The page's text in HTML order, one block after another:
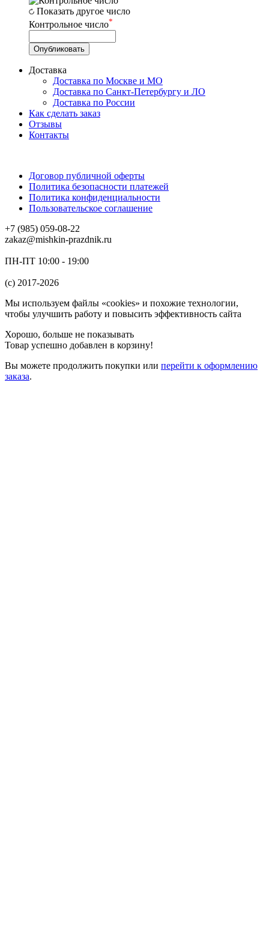
Показать другое число
Контрольное число*
Доставка
Доставка по Москве и МО
Доставка по Санкт-Петербургу и ЛО
Доставка по России
Как сделать заказ
Отзывы
Контакты
Договор публичной оферты
Политика безопасности платежей
Политика конфиденциальности
Пользовательское соглашение
+7 (985) 059-08-22
zakaz@mishkin-prazdnik.ru
ПН-ПТ 10:00 - 19:00
(c) 2017-2026
Мы используем файлы «cookies» и похожие технологии,
чтобы улучшить работу и повысить эффективность сайта
Хорошо, больше не показывать
Товар успешно добавлен в корзину!
Вы можете продолжить покупки или перейти к оформлению
заказа.